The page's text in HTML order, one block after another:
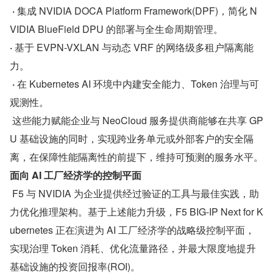
· 集成 NVIDIA DOCA Platform Framework(DPF)，简化 N
VIDIA BlueField DPU 的部署与全生命周期管理。
· 基于 EVPN-VXLAN 与动态 VRF 的网络级多租户隔离能
力。
· 在 Kubernetes AI 环境中内建安全能力、Token 治理与可
观测性。
这些能力赋能企业与 NeoCloud 服务提供商能够在共享 GP
U 基础设施的同时，实现跨业务单元或外部客户的安全隔
离，在保障性能隔离性的前提下，维持可预测的服务水平。
面向 AI 工厂经济学的控制平面
F5 与 NVIDIA 为企业提供经过验证的工具与最佳实践，助
力优化推理架构。基于上述能力升级，F5 BIG-IP Next for K
ubernetes 正在演进为 AI 工厂经济学的战略级控制平面，
实现治理 Token 消耗、优化流量路径，并最大限度地提升
基础设施的投资回报率(ROI)。